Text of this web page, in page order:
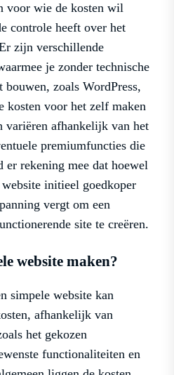
voor wie de kosten wil
controle heeft over het
zijn verschillende
je zonder technische
zoals WordPress,
kosten voor het zelf maken
variëren afhankelijk van het
premiumfuncties die
rekening mee dat hoewel
initieel goedkoper
vergt om een
site te creëren.
website maken?
simpele website kan
afhankelijk van
het gekozen
functionaliteiten en